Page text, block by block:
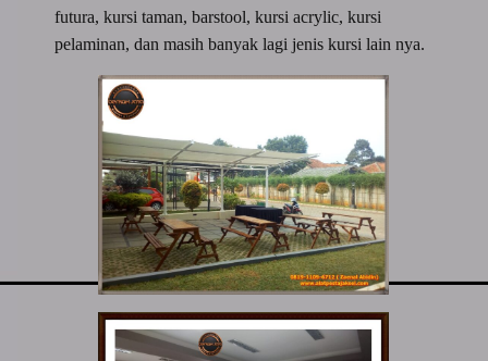
futura, kursi taman, barstool, kursi acrylic, kursi
pelaminan, dan masih banyak lagi jenis kursi lain nya.